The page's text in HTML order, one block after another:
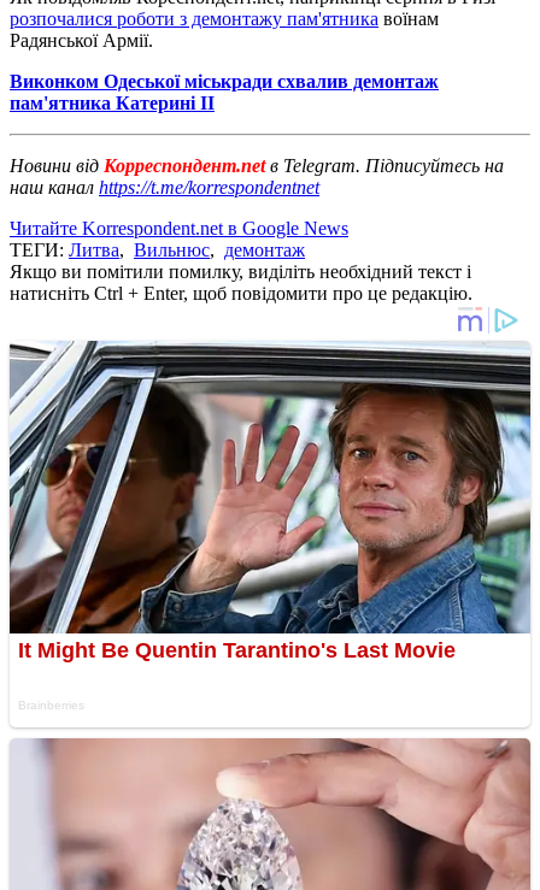
розпочалися роботи з демонтажу пам'ятника воїнам
Радянської Армії.
Виконком Одеської міськради схвалив демонтаж
пам'ятника Катерині ІІ
Новини від Корреспондент.netв Telegram. Підписуйтесь на
наш канал https://t.me/korrespondentnet
Читайте Korrespondent.net в Google News
ТЕГИ: Литва, Вильнюс, демонтаж
Якщо ви помітили помилку, виділіть необхідний текст і
натисніть Ctrl + Enter, щоб повідомити про це редакцію.